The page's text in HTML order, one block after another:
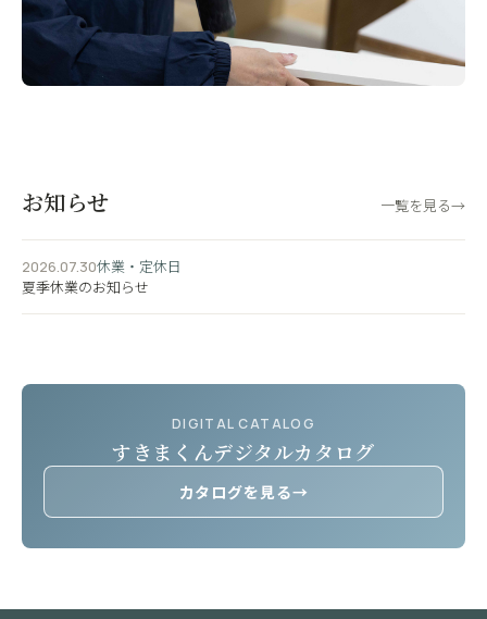
お知らせ 一覧を見る→
2026.07.30休業・定休日
夏季休業のお知らせ
DIGITAL CATALOG
すきまくんデジタルカタログ
カタログを見る→